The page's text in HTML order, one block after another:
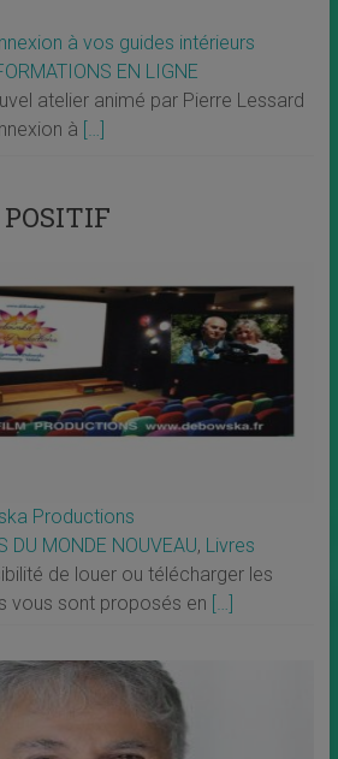
à vos guides intérieurs
EN LIGNE
atelier animé par Pierre Lessard
à […]
Productions
DU MONDE NOUVEAU, Livres
de louer ou télécharger les
vous sont proposés en […]